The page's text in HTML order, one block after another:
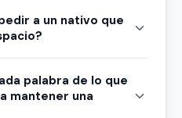
a un nativo que
palabra de lo que
mantener una